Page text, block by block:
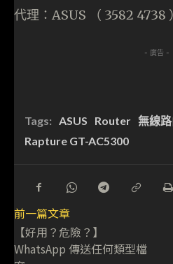
代理：ASUS （ 3582 4738 ）
- 廣告 -
Tags: ASUS Router 無線
Rapture GT-AC5300
前一篇文章
【好用？危險？】
WhatsApp 傳送任何類型檔